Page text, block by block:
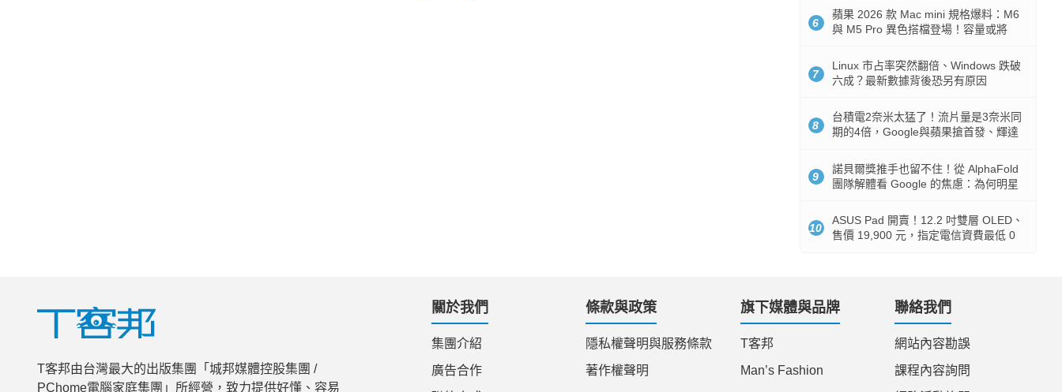
6
蘋果 2026 款 Mac mini 規格爆料：M6
與 M5 Pro 異色搭檔登場！容量或將
7
Linux 市占率突然翻倍、Windows 跌破
六成？最新數據背後恐另有原因
8
台積電2奈米太猛了！流片量是3奈米同
期的4倍，Google與蘋果搶首發、輝達
9
諾貝爾獎推手也留不住！從 AlphaFold
團隊解體看 Google 的焦慮：為何明星
10
ASUS Pad 開賣！12.2 吋雙層 OLED、
售價 19,900 元，指定電信資費最低 0
T客邦由台灣最大的出版集團「城邦媒體控股集團 /
PChome電腦家庭集團」所經營，致力提供好懂、容易
關於我們
集團介紹
廣告合作
條款與政策
隱私權聲明與服務條款
著作權聲明
旗下媒體與品牌
T客邦
Man’s Fashion
聯絡我們
網站內容勘誤
課程內容詢問